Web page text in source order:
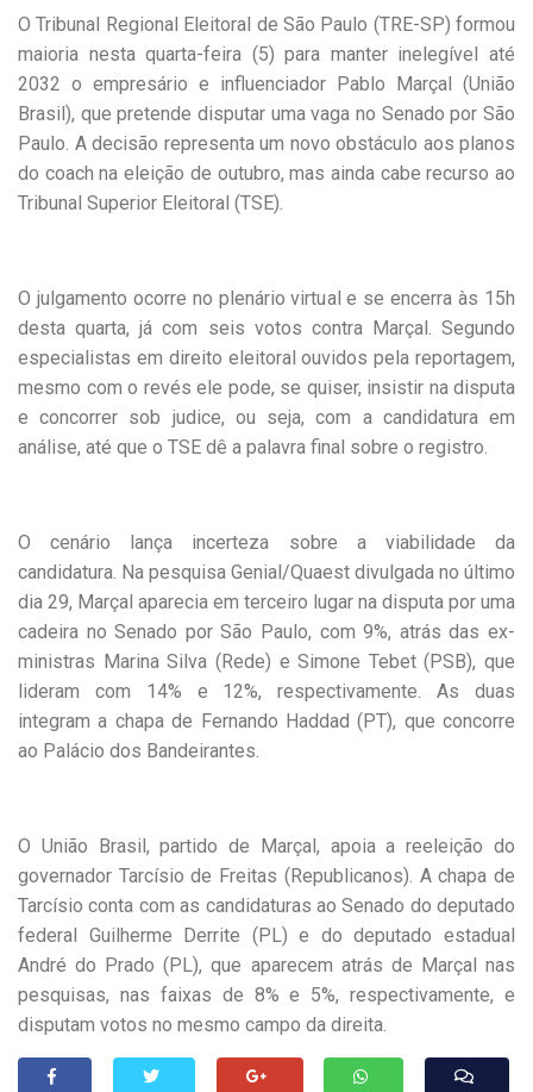
O Tribunal Regional Eleitoral de São Paulo (TRE-SP) formou
maioria nesta quarta-feira (5) para manter inelegível até
2032 o empresário e influenciador Pablo Marçal (União
Brasil), que pretende disputar uma vaga no Senado por São
Paulo. A decisão representa um novo obstáculo aos planos
do coach na eleição de outubro, mas ainda cabe recurso ao
Tribunal Superior Eleitoral (TSE).
O julgamento ocorre no plenário virtual e se encerra às 15h
desta quarta, já com seis votos contra Marçal. Segundo
especialistas em direito eleitoral ouvidos pela reportagem,
mesmo com o revés ele pode, se quiser, insistir na disputa
e concorrer sob judice, ou seja, com a candidatura em
análise, até que o TSE dê a palavra final sobre o registro.
O cenário lança incerteza sobre a viabilidade da
candidatura. Na pesquisa Genial/Quaest divulgada no último
dia 29, Marçal aparecia em terceiro lugar na disputa por uma
cadeira no Senado por São Paulo, com 9%, atrás das ex-
ministras Marina Silva (Rede) e Simone Tebet (PSB), que
lideram com 14% e 12%, respectivamente. As duas
integram a chapa de Fernando Haddad (PT), que concorre
ao Palácio dos Bandeirantes.
O União Brasil, partido de Marçal, apoia a reeleição do
governador Tarcísio de Freitas (Republicanos). A chapa de
Tarcísio conta com as candidaturas ao Senado do deputado
federal Guilherme Derrite (PL) e do deputado estadual
André do Prado (PL), que aparecem atrás de Marçal nas
pesquisas, nas faixas de 8% e 5%, respectivamente, e
disputam votos no mesmo campo da direita.